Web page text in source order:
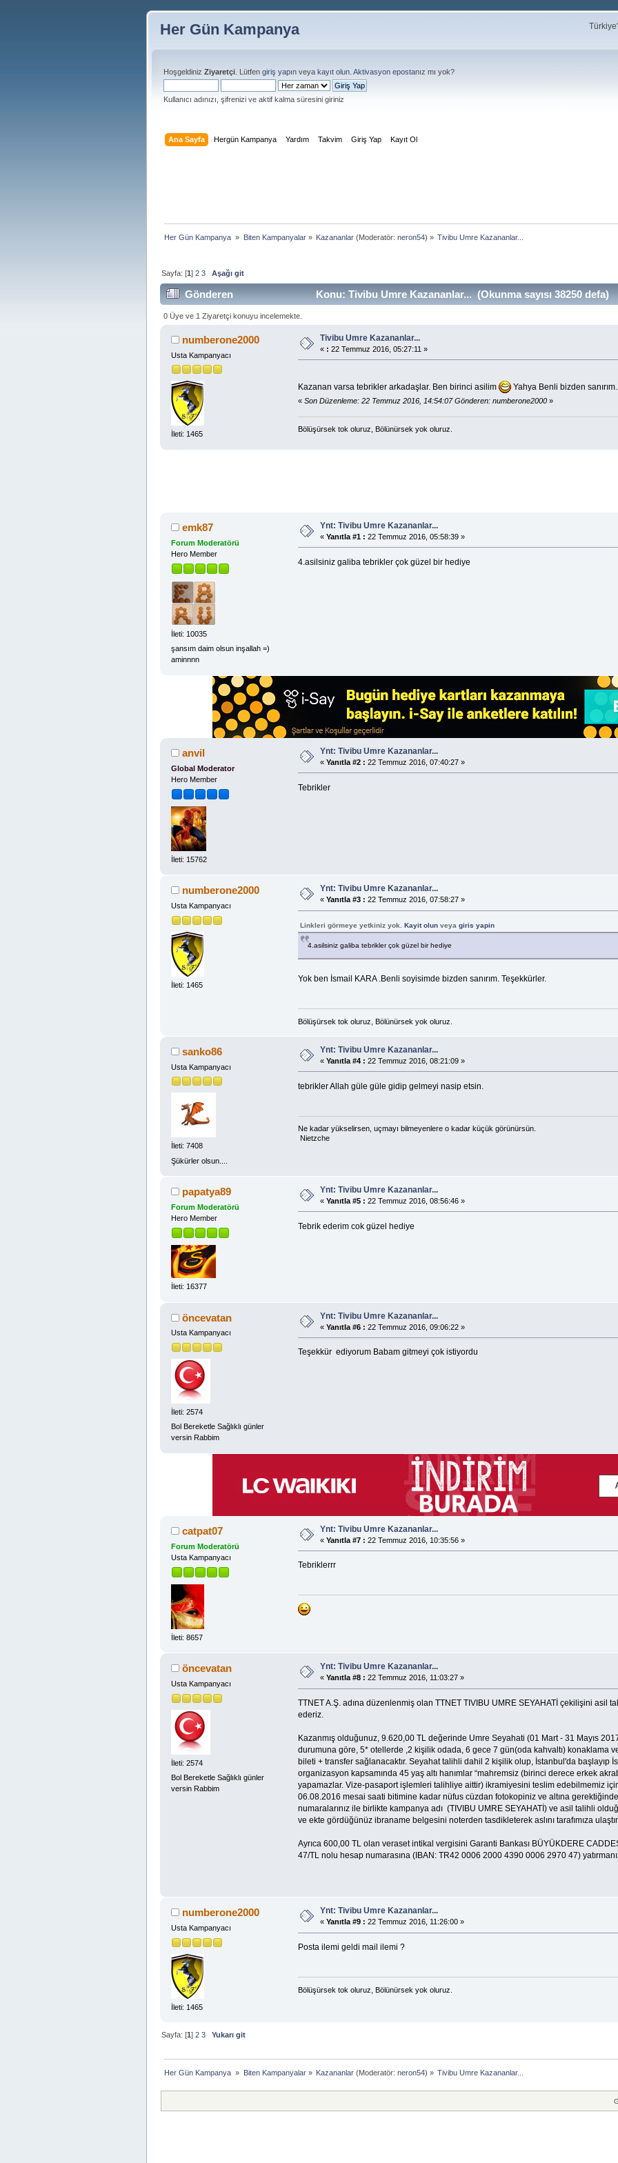
Her Gün Kampanya
Hoşgeldiniz Ziyaretçi . Lütfen giriş yapın veya kayıt olun Aktivasyon epostanız mı yok?
Kullanıcı adınızı, şifrenizi ve aktif kalma süresini giriniz
Ana Sayfa Hergün Kampanya Yardım Takvim Giriş Yap Kayıt Ol
Her Gün Kampanya » Biten Kampanyalar» Kazananlar(Moderatör: neron54) » Tivibu Umre Kazananlar...
Sayfa: [1]2 3 Aşağı git
Gönderen Konu: Tivibu Umre Kazananlar... (Okunma sayısı 38250 defa)
0 Üye ve 1 Ziyaretçi konuyu incelemekte.
numberone2000
Usta Kampanyacı
İleti: 1465
Tivibu Umre Kazananlar...
« : 22 Temmuz 2016, 05:27:11 »
Kazanan varsa tebrikler arkadaşlar. Ben birinci asilim Yahya Benli bizden sanırım.
« Son Düzenleme: 22 Temmuz 2016, 14:54:07 Gönderen: numberone2000»
Bölüşürsek tok oluruz, Bölünürsek yok oluruz.
emk87
Forum Moderatörü
Hero Member
İleti: 10035
şansım daim olsun inşallah =)
aminnnn
Ynt: Tivibu Umre Kazananlar...
« Yanıtla #1 : 22 Temmuz 2016, 05:58:39 »
4.asilsiniz galiba tebrikler çok güzel bir hediye
anvil
Global Moderator
Hero Member
İleti: 15762
Ynt: Tivibu Umre Kazananlar...
« Yanıtla #2 : 22 Temmuz 2016, 07:40:27 »
Tebrikler
numberone2000
Usta Kampanyacı
İleti: 1465
Ynt: Tivibu Umre Kazananlar...
« Yanıtla #3 : 22 Temmuz 2016, 07:58:27 »
Linkleri görmeye yetkiniz yok. Kayit olunveya giris yapin
4.asilsiniz galiba tebrikler çok güzel bir hediye
Yok ben İsmail KARA .Benli soyisimde bizden sanırım. Teşekkürler.
Bölüşürsek tok oluruz, Bölünürsek yok oluruz.
sanko86
Usta Kampanyacı
İleti: 7408
Şükürler olsun....
Ynt: Tivibu Umre Kazananlar...
« Yanıtla #4 : 22 Temmuz 2016, 08:21:09 »
tebrikler Allah güle güle gidip gelmeyi nasip etsin.
Ne kadar yükselirsen, uçmayı bilmeyenlere o kadar küçük görünürsün.
Nietzche
papatya89
Forum Moderatörü
Hero Member
İleti: 16377
Ynt: Tivibu Umre Kazananlar...
« Yanıtla #5 : 22 Temmuz 2016, 08:56:46 »
Tebrik ederim cok güzel hediye
öncevatan
Usta Kampanyacı
İleti: 2574
Bol Bereketle Sağlıklı günler
versin Rabbim
Ynt: Tivibu Umre Kazananlar...
« Yanıtla #6 : 22 Temmuz 2016, 09:06:22 »
Teşekkür ediyorum Babam gitmeyi çok istiyordu
catpat07
Forum Moderatörü
Usta Kampanyacı
İleti: 8657
Ynt: Tivibu Umre Kazananlar...
« Yanıtla #7 : 22 Temmuz 2016, 10:35:56 »
Tebriklerrr
öncevatan
Usta Kampanyacı
İleti: 2574
Bol Bereketle Sağlıklı günler
versin Rabbim
Ynt: Tivibu Umre Kazananlar...
« Yanıtla #8 : 22 Temmuz 2016, 11:03:27 »
TTNET A.Ş. adına düzenlenmiş olan TTNET TIVIBU UMRE SEYAHATİ çekilişini asil
ederiz.
Kazanmış olduğunuz, 9.620,00 TL değerinde Umre Seyahati (01 Mart - 31 Mayıs
durumuna göre, 5* otellerde ,2 kişilik odada, 6 gece 7 gün(oda kahvaltı) konaklama
bileti + transfer sağlanacaktır. Seyahat talihli dahil 2 kişilik olup, İstanbul'da başlayıp
organizasyon kapsamında 45 yaş altı hanımlar “mahremsiz (birinci derece erkek
yapamazlar. Vize-pasaport işlemleri talihliye aittir) ikramiyesini teslim edebilmemiz
06.08.2016 mesai saati bitimine kadar nüfus cüzdan fotokopiniz ve altına
numaralarınız ile birlikte kampanya adı (TIVIBU UMRE SEYAHATİ) ve asil talihli
ve ekte gördüğünüz ibraname belgesini noterden tasdikleterek aslını tarafımıza
Ayrıca 600,00 TL olan veraset intikal vergisini Garanti Bankası BÜYÜKDERE
47/TL nolu hesap numarasına (IBAN: TR42 0006 2000 4390 0006 2970 47)
numberone2000
Usta Kampanyacı
İleti: 1465
Ynt: Tivibu Umre Kazananlar...
« Yanıtla #9 : 22 Temmuz 2016, 11:26:00 »
Posta ilemi geldi mail ilemi ?
Bölüşürsek tok oluruz, Bölünürsek yok oluruz.
Sayfa: [1]2 3
Yukarı git
Her Gün Kampanya » Biten Kampanyalar» Kazananlar(Moderatör: neron54) » Tivibu Umre Kazananlar...